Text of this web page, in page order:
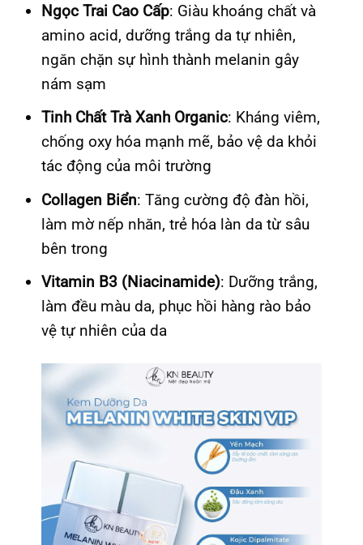
Ngọc Trai Cao Cấp: Giàu khoáng chất và
amino acid, dưỡng trắng da tự nhiên,
ngăn chặn sự hình thành melanin gây
nám sạm
Tinh Chất Trà Xanh Organic: Kháng viêm,
chống oxy hóa mạnh mẽ, bảo vệ da khỏi
tác động của môi trường
Collagen Biển: Tăng cường độ đàn hồi,
làm mờ nếp nhăn, trẻ hóa làn da từ sâu
bên trong
Vitamin B3 (Niacinamide): Dưỡng trắng,
làm đều màu da, phục hồi hàng rào bảo
vệ tự nhiên của da